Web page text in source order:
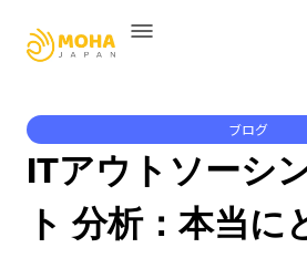
ブログ
ITアウトソーシ
ト 分析：本当に